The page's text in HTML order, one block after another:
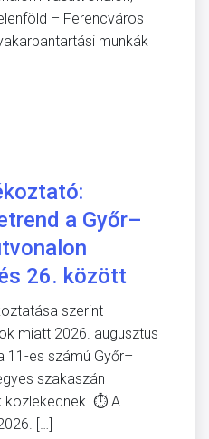
– Ferencváros
munkák
a Győr–
26. között
szerint
miatt 2026. augusztus
11-es számú Győr–
szakaszán
közlekednek. ⏱️ A
[…]